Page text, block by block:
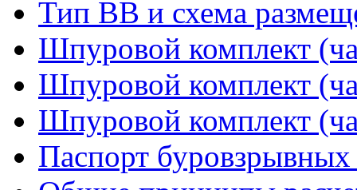
Тип ВВ и схема
Шпуровой комплект
Шпуровой комплект
Шпуровой комплект
Паспорт буровзрывных